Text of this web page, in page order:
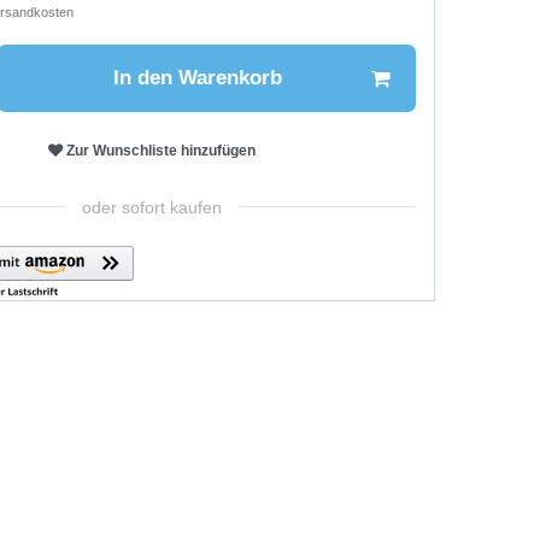
In den Warenkorb
Zur Wunschliste hinzufügen
oder sofort kaufen